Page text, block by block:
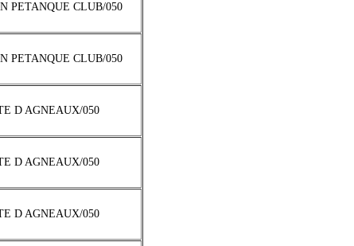
PETANQUE CLUB/050
PETANQUE CLUB/050
D AGNEAUX/050
D AGNEAUX/050
D AGNEAUX/050